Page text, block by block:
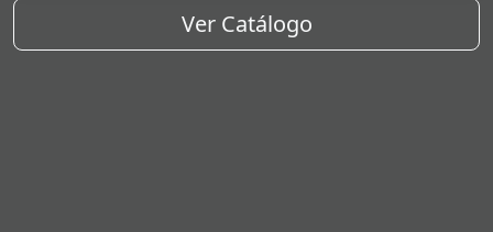
Ver Catálogo